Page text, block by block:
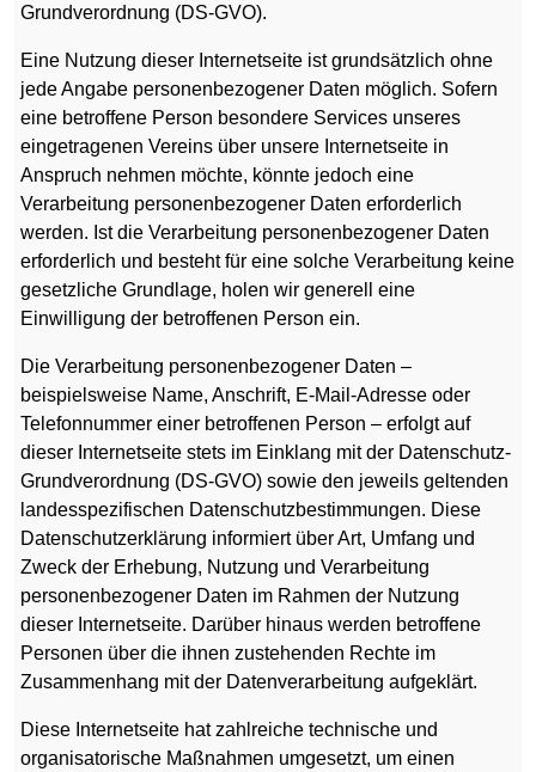
Grundverordnung (DS-GVO).
Eine Nutzung dieser Internetseite ist grundsätzlich ohne
jede Angabe personenbezogener Daten möglich. Sofern
eine betroffene Person besondere Services unseres
eingetragenen Vereins über unsere Internetseite in
Anspruch nehmen möchte, könnte jedoch eine
Verarbeitung personenbezogener Daten erforderlich
werden. Ist die Verarbeitung personenbezogener Daten
erforderlich und besteht für eine solche Verarbeitung keine
gesetzliche Grundlage, holen wir generell eine
Einwilligung der betroffenen Person ein.
Die Verarbeitung personenbezogener Daten –
beispielsweise Name, Anschrift, E-Mail-Adresse oder
Telefonnummer einer betroffenen Person – erfolgt auf
dieser Internetseite stets im Einklang mit der Datenschutz-
Grundverordnung (DS-GVO) sowie den jeweils geltenden
landesspezifischen Datenschutzbestimmungen. Diese
Datenschutzerklärung informiert über Art, Umfang und
Zweck der Erhebung, Nutzung und Verarbeitung
personenbezogener Daten im Rahmen der Nutzung
dieser Internetseite. Darüber hinaus werden betroffene
Personen über die ihnen zustehenden Rechte im
Zusammenhang mit der Datenverarbeitung aufgeklärt.
Diese Internetseite hat zahlreiche technische und
organisatorische Maßnahmen umgesetzt, um einen